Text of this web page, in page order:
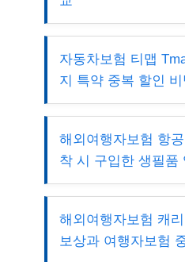
자동차보험 티맵
지 특약 중복 할인 비
해외여행자보험 항
착 시 구입한 생필품
해외여행자보험 캐
보상과 여행자보험